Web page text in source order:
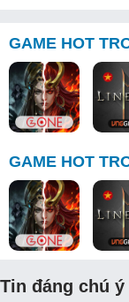
GAME HOT
GAME HOT
Tin đáng chú ý